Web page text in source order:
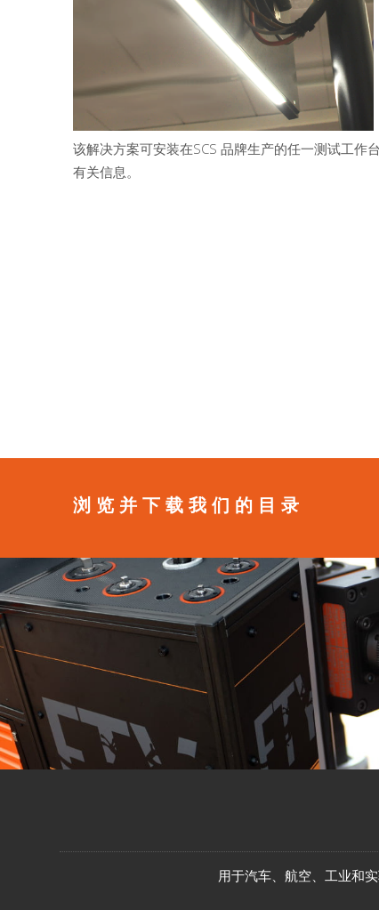
该解决方案可安装在SCS 品牌生产的任一测试工作
有关信息。
浏览并下载我们的目录
用于汽车、航空、工业和